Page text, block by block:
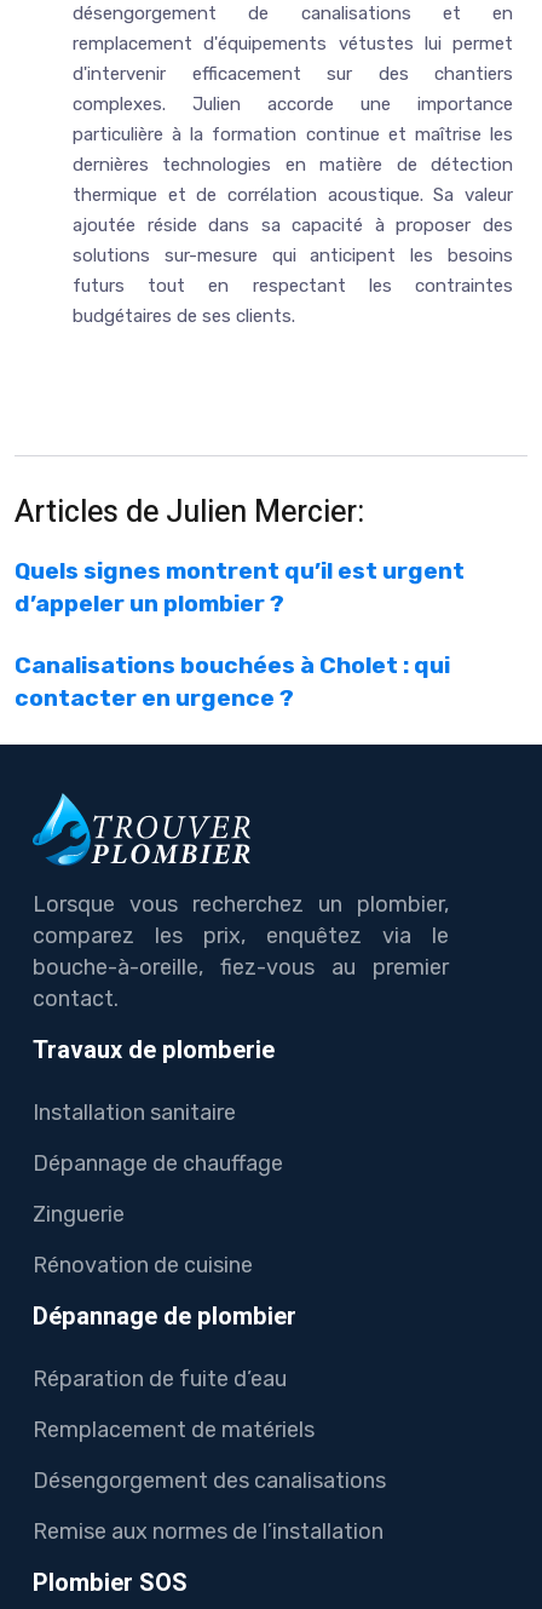
désengorgement de canalisations et en
remplacement d'équipements vétustes lui permet
d'intervenir efficacement sur des chantiers
complexes. Julien accorde une importance
particulière à la formation continue et maîtrise les
dernières technologies en matière de détection
thermique et de corrélation acoustique. Sa valeur
ajoutée réside dans sa capacité à proposer des
solutions sur-mesure qui anticipent les besoins
futurs tout en respectant les contraintes
budgétaires de ses clients.
Articles de Julien Mercier:
Quels signes montrent qu’il est urgent
d’appeler un plombier ?
Canalisations bouchées à Cholet : qui
contacter en urgence ?
Lorsque vous recherchez un plombier,
comparez les prix, enquêtez via le
bouche-à-oreille, fiez-vous au premier
contact.
Travaux de plomberie
Installation sanitaire
Dépannage de chauffage
Zinguerie
Rénovation de cuisine
Dépannage de plombier
Réparation de fuite d’eau
Remplacement de matériels
Désengorgement des canalisations
Remise aux normes de l’installation
Plombier SOS